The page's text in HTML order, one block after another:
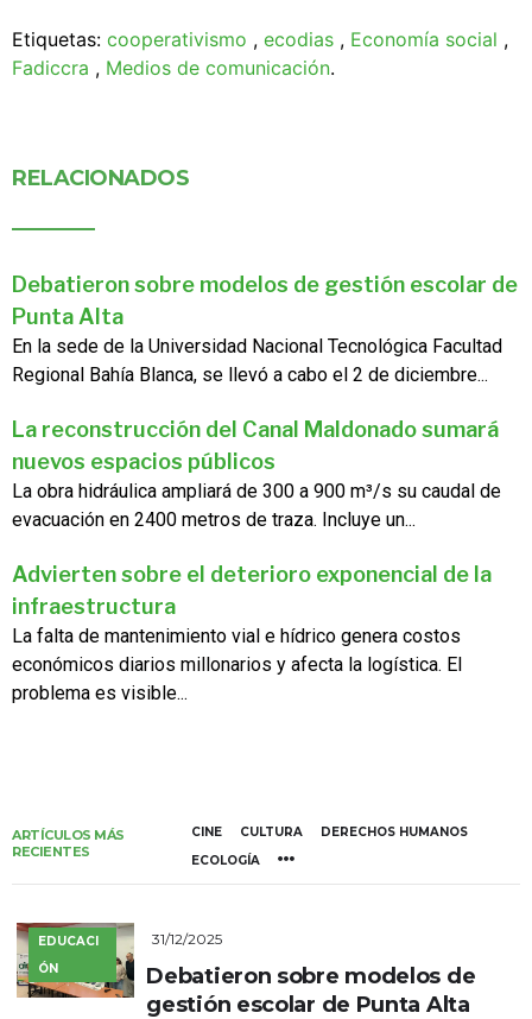
Etiquetas: cooperativismo , ecodias , Economía social ,
Fadiccra , Medios de comunicación.
RELACIONADOS
Debatieron sobre modelos de gestión escolar de
Punta Alta
En la sede de la Universidad Nacional Tecnológica Facultad
Regional Bahía Blanca, se llevó a cabo el 2 de diciembre...
La reconstrucción del Canal Maldonado sumará
nuevos espacios públicos
La obra hidráulica ampliará de 300 a 900 m³/s su caudal de
evacuación en 2400 metros de traza. Incluye un...
Advierten sobre el deterioro exponencial de la
infraestructura
La falta de mantenimiento vial e hídrico genera costos
económicos diarios millonarios y afecta la logística. El
problema es visible...
ARTÍCULOS MÁS
RECIENTES
CINE CULTURA
DERECHOS HUMANOS
ECOLOGÍA
EDUCACI
ÓN
31/12/2025
Debatieron sobre modelos de
gestión escolar de Punta Alta